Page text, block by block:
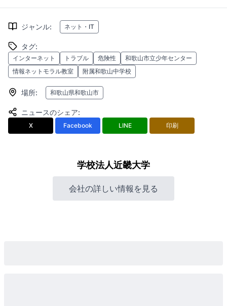
ジャンル: ネット・IT
タグ:
インターネット トラブル 危険性
和歌山市立少年センター
情報ネットモラル教室
附属和歌山中学校
場所: 和歌山県和歌山市
ニュースのシェア:
X Facebook LINE 印刷
学校法人近畿大学
会社の詳しい情報を見る